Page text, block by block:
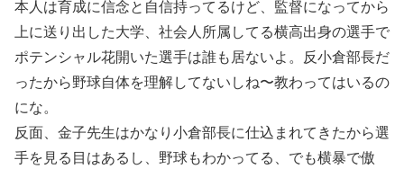
本人は育成に信念と自信持ってるけど、監督になってから
上に送り出した大学、社会人所属してる横高出身の選手で
ポテンシャル花開いた選手は誰も居ないよ。反小倉部長だ
ったから野球自体を理解してないしね〜教わってはいるの
にな。
反面、金子先生はかなり小倉部長に仕込まれてきたから選
手を見る目はあるし、野球もわかってる、でも横暴で傲